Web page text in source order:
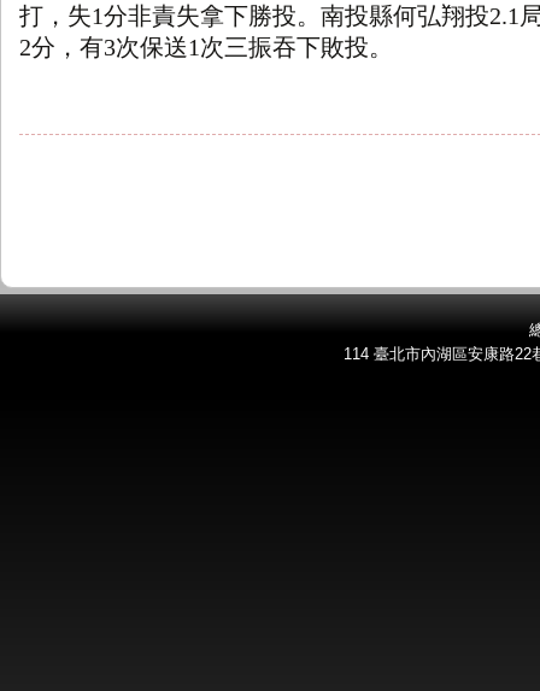
打，失1分非責失拿下勝投。南投縣何弘翔投2.1
2分，有3次保送1次三振吞下敗投。
114 臺北市內湖區安康路22